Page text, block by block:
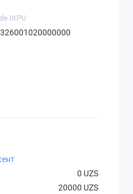
IKPU
0 UZS
20000 UZS